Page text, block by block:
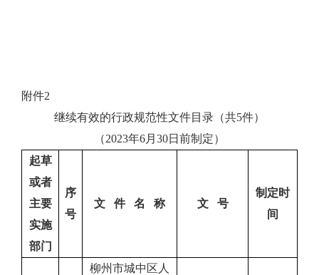
附件2
继续有效的行政规范性文件目录（共5件）
（2023年6月30日前制定）
起草
或者
主要
实施
部门
序
号
文 件 名 称 文 号
制定时
间
柳州市城中区人